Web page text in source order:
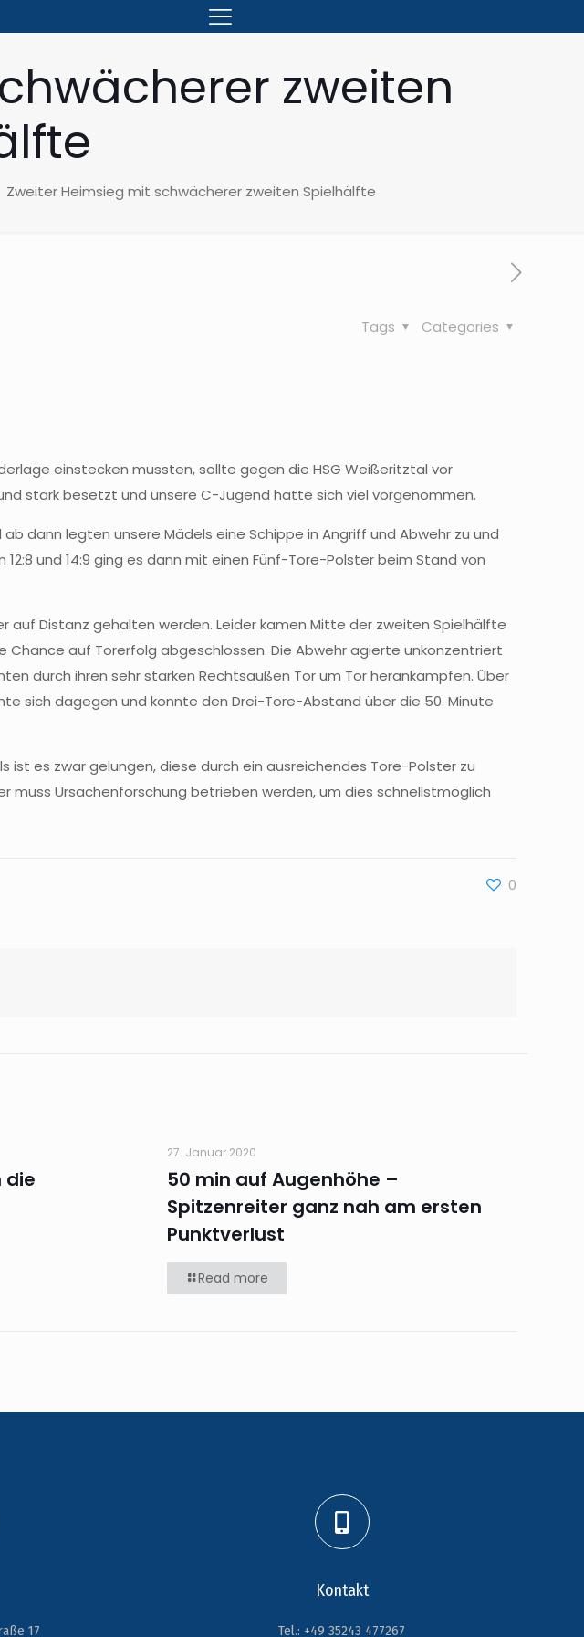
zweiten
Zweiter Heimsieg mit schwächerer zweiten Spielhälfte
Categories
Tags
einstecken mussten, sollte gegen die HSG Weißeritztal vor
stark besetzt und unsere C-Jugend hatte sich viel vorgenommen.
dann legten unsere Mädels eine Schippe in Angriff und Abwehr zu und
und 14:9 ging es dann mit einen Fünf-Tore-Polster beim Stand von
auf Distanz gehalten werden. Leider kamen Mitte der zweiten Spielhälfte
auf Torerfolg abgeschlossen. Die Abwehr agierte unkonzentriert
durch ihren sehr starken Rechtsaußen Tor um Tor herankämpfen. Über
sich dagegen und konnte den Drei-Tore-Abstand über die 50. Minute
es zwar gelungen, diese durch ein ausreichendes Tore-Polster zu
muss Ursachenforschung betrieben werden, um dies schnellstmöglich
0
die
27. Januar 2020
50 min auf Augenhöhe –
Spitzenreiter ganz nah am ersten
Punktverlust
Read more
17
Kontakt
Tel.: +49 35243 477267